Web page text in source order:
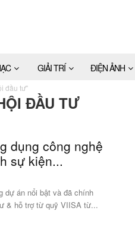
GIẢI TRÍ ĐIỆN ẢNH
đầu tư"
ĐẦU TƯ
dụng công nghệ
sự kiện...
dự án nổi bật và đã chính
& hỗ trợ từ quỹ VIISA từ...